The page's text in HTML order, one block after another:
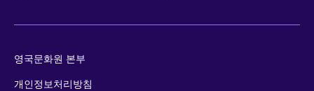
영국문화원 본부
개인정보처리방침